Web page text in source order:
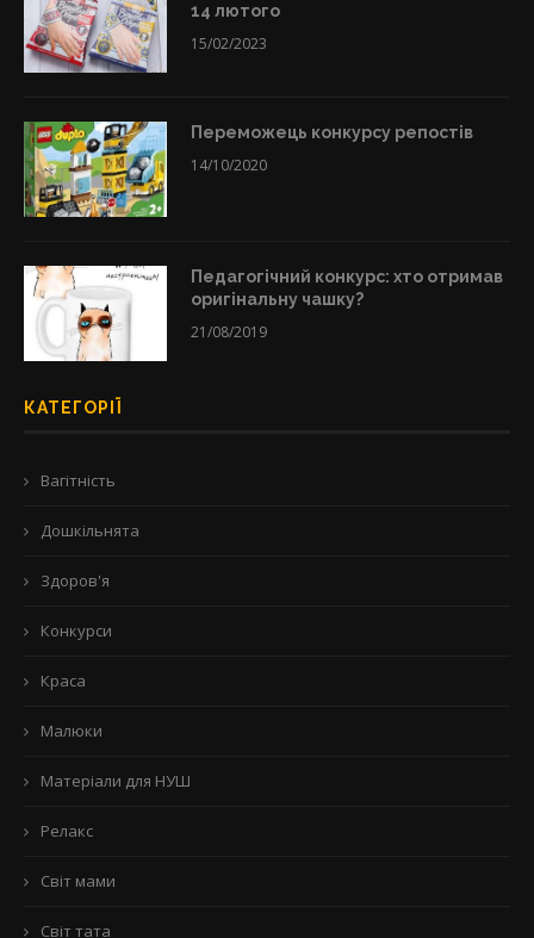
14 лютого
15/02/2023
Переможець конкурсу репостів
14/10/2020
Педагогічний конкурс: хто отримав
оригінальну чашку?
21/08/2019
КАТЕГОРІЇ
Вагітність
Дошкільнята
Здоров'я
Конкурси
Краса
Малюки
Матеріали для НУШ
Релакс
Світ мами
Світ тата